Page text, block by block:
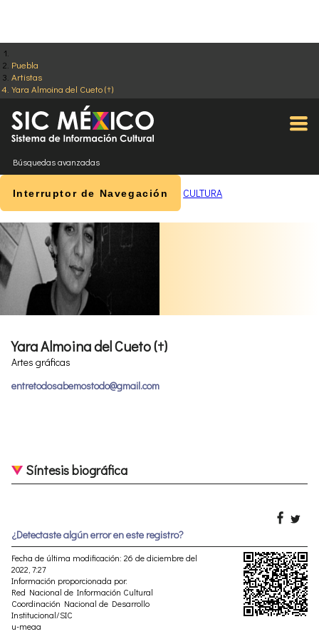
Puebla
Artistas
Yara Almoina del Cueto (†)
Búsquedas avanzadas
Interruptor de Navegación CULTURA
Yara Almoina del Cueto (†)
Artes gráficas
entretodosabemostodo@gmail.com
Síntesis biográfica
¿Detectaste algún error en este registro?
Fecha de última modificación: 26 de diciembre del
2022, 7:27
Información proporcionada por:
Red Nacional de Información Cultural
Coordinación Nacional de Desarrollo
Institucional/SIC
u-meaa